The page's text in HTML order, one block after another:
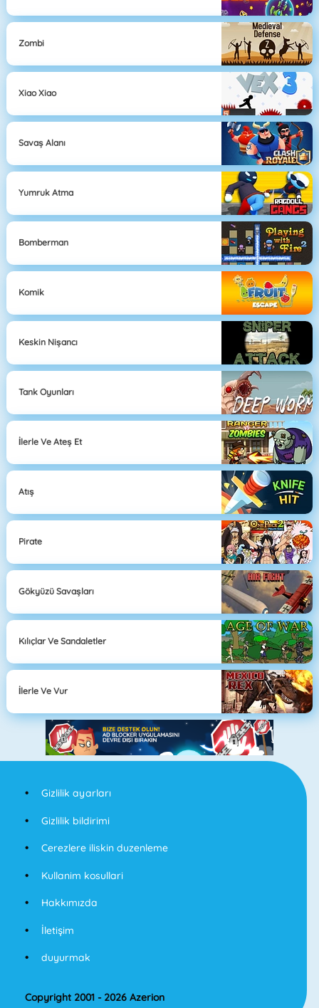
Zombi
Xiao Xiao
Savaş Alanı
Yumruk Atma
Bomberman
Komik
Keskin Nişancı
Tank Oyunları
İlerle Ve Ateş Et
Atış
Pirate
Gökyüzü Savaşları
Kılıçlar Ve Sandaletler
İlerle Ve Vur
Gizlilik ayarları
Gizlilik bildirimi
Cerezlere iliskin duzenleme
Kullanim kosullari
Hakkımızda
İletişim
duyurmak
Copyright 2001 - 2026 Azerion